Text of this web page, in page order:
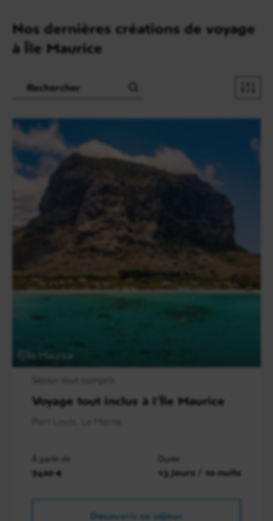
Nos dernières créations de voyage
à Île Maurice
Recherche
Île Maurice
Voyage tout inclus à l’Île Maurice
À partir de
7420 €
Durée
13 jours / 10 nuits
Découvrir ce séjour